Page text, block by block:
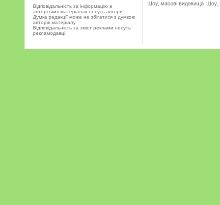
Відповідальність за інформацію в
авторських матеріалах несуть автори.
Думка редакції може не збігатися з думкою
авторів матеріалу.
Відповідальність за зміст реклами несуть
рекламодавці.
Шоу, масові видовища Шоу,